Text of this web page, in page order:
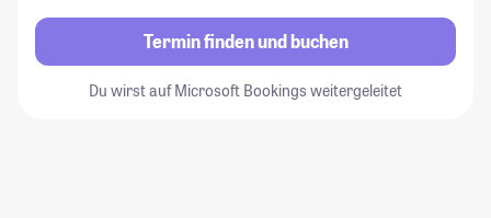
Termin finden und buchen
Du wirst auf Microsoft Bookings weitergeleitet